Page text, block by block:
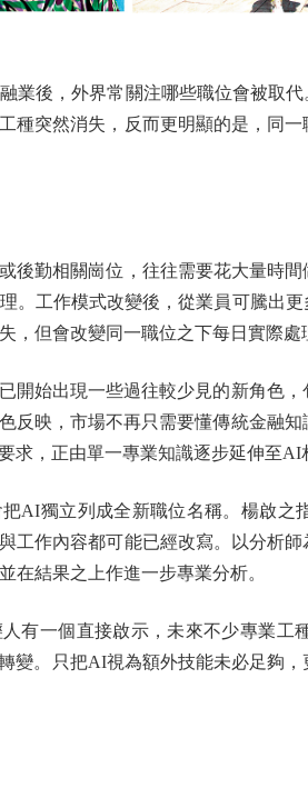
後，外界常關注哪些職位會被取代
種突然消失，反而更明顯的是，同
勤相關崗位，往往需要花大量時間
。工作模式改變後，從業員可騰出
，但會改變同一職位之下每日實際處
始出現一些過往較少見的新角色，
反映，市場不再只需要懂傳統金融
求，正由單一專業知識逐步延伸至AI
獨立列成全新職位名稱。楊啟之
工作內容都可能已經改寫。以分析
在結果之上作進一步專業分析。
一個直接啟示，未來不少專業工
變。只把AI視為額外技能未必足夠